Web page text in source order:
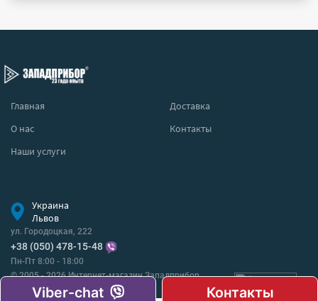
Главная
Доставка
О нас
Контакты
Наши услуги
Украина
Львов
ул. Городоцкая, 222
+38 (050) 478-15-48
Пн-Пт 8:00 - 18:00
© 2005 - 2026 Интернет-магазин Западприбор
Все права защищены.
Viber-chat Контакты